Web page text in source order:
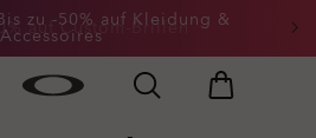
auf Custom-Brillen
zu -50% auf Kleidung &
Accessoires
Bis zu -50% auf Kleidung &